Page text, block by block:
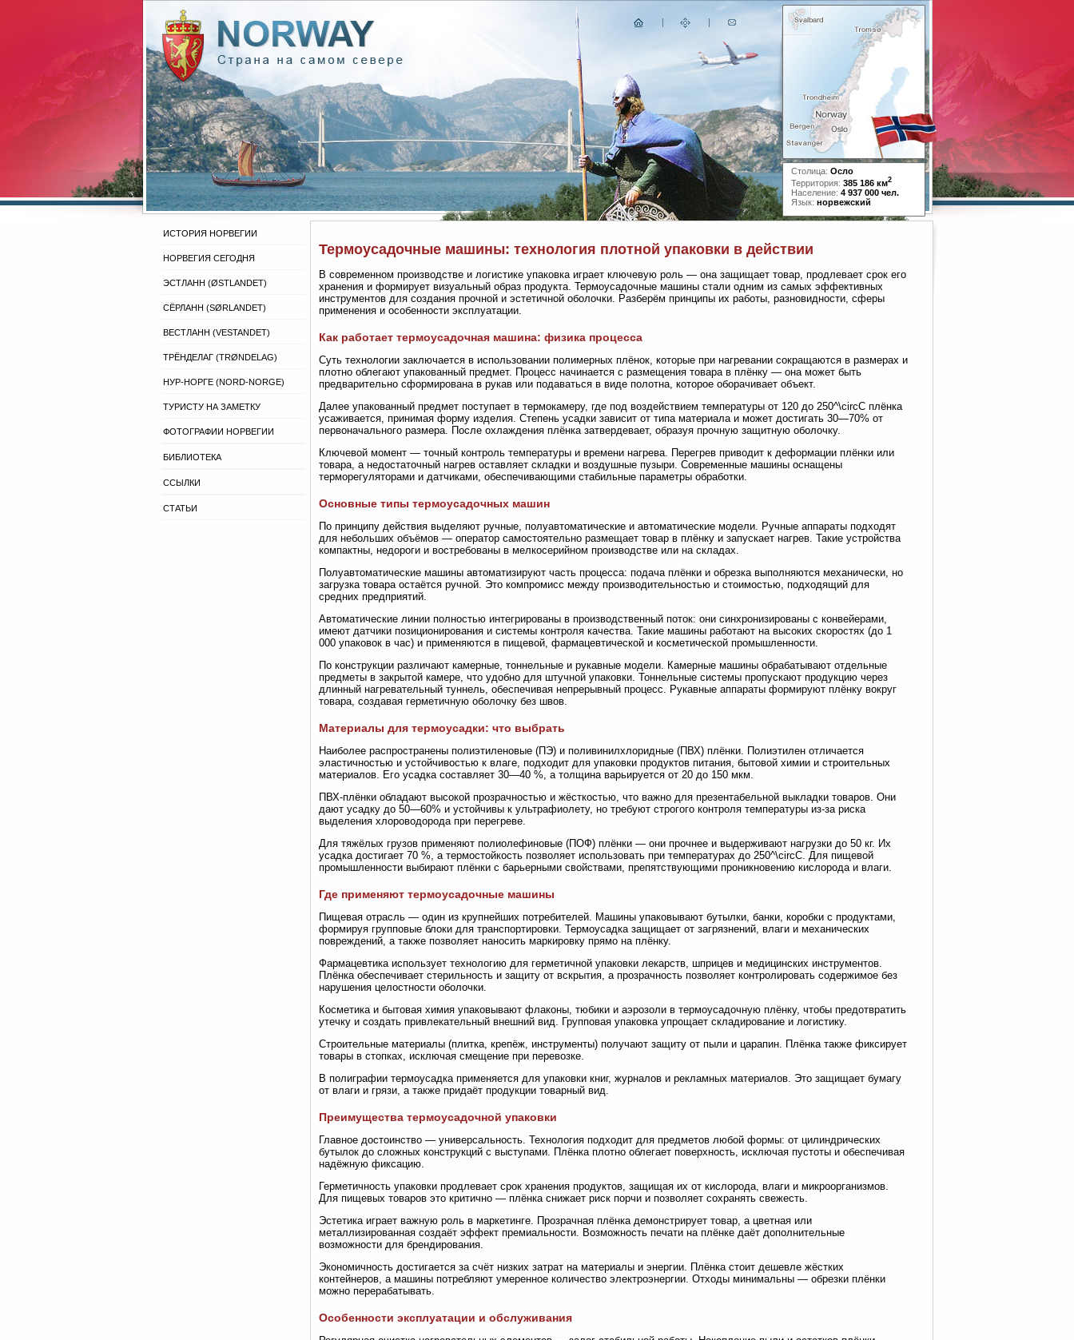
Столица: Осло
Территория: 385 186 км2
Население: 4 937 000 чел.
Язык: норвежский
ИСТОРИЯ НОРВЕГИИ
НОРВЕГИЯ СЕГОДНЯ
ЭСТЛАНН (ØSTLANDET)
СЁРЛАНН (SØRLANDET)
ВЕСТЛАНН (VESTANDET)
ТРЁНДЕЛАГ (TRØNDELAG)
НУР-НОРГЕ (NORD-NORGE)
ТУРИСТУ НА ЗАМЕТКУ
ФОТОГРАФИИ НОРВЕГИИ
БИБЛИОТЕКА
ССЫЛКИ
СТАТЬИ
Термоусадочные машины: технология плотной упаковки в действии
В современном производстве и логистике упаковка играет ключевую роль — она защищает товар, продлевает срок его
хранения и формирует визуальный образ продукта. Термоусадочные машины стали одним из самых эффективных
инструментов для создания прочной и эстетичной оболочки. Разберём принципы их работы, разновидности, сферы
применения и особенности эксплуатации.
Как работает термоусадочная машина: физика процесса
Суть технологии заключается в использовании полимерных плёнок, которые при нагревании сокращаются в размерах и
плотно облегают упакованный предмет. Процесс начинается с размещения товара в плёнку — она может быть
предварительно сформирована в рукав или подаваться в виде полотна, которое оборачивает объект.
Далее упакованный предмет поступает в термокамеру, где под воздействием температуры от 120 до 250^\circC плёнка
усаживается, принимая форму изделия. Степень усадки зависит от типа материала и может достигать 30—70% от
первоначального размера. После охлаждения плёнка затвердевает, образуя прочную защитную оболочку.
Ключевой момент — точный контроль температуры и времени нагрева. Перегрев приводит к деформации плёнки или
товара, а недостаточный нагрев оставляет складки и воздушные пузыри. Современные машины оснащены
терморегуляторами и датчиками, обеспечивающими стабильные параметры обработки.
Основные типы термоусадочных машин
По принципу действия выделяют ручные, полуавтоматические и автоматические модели. Ручные аппараты подходят
для небольших объёмов — оператор самостоятельно размещает товар в плёнку и запускает нагрев. Такие устройства
компактны, недороги и востребованы в мелкосерийном производстве или на складах.
Полуавтоматические машины автоматизируют часть процесса: подача плёнки и обрезка выполняются механически, но
загрузка товара остаётся ручной. Это компромисс между производительностью и стоимостью, подходящий для
средних предприятий.
Автоматические линии полностью интегрированы в производственный поток: они синхронизированы с конвейерами,
имеют датчики позиционирования и системы контроля качества. Такие машины работают на высоких скоростях (до 1
000 упаковок в час) и применяются в пищевой, фармацевтической и косметической промышленности.
По конструкции различают камерные, тоннельные и рукавные модели. Камерные машины обрабатывают отдельные
предметы в закрытой камере, что удобно для штучной упаковки. Тоннельные системы пропускают продукцию через
длинный нагревательный туннель, обеспечивая непрерывный процесс. Рукавные аппараты формируют плёнку вокруг
товара, создавая герметичную оболочку без швов.
Материалы для термоусадки: что выбрать
Наиболее распространены полиэтиленовые (ПЭ) и поливинилхлоридные (ПВХ) плёнки. Полиэтилен отличается
эластичностью и устойчивостью к влаге, подходит для упаковки продуктов питания, бытовой химии и строительных
материалов. Его усадка составляет 30—40 %, а толщина варьируется от 20 до 150 мкм.
ПВХ-плёнки обладают высокой прозрачностью и жёсткостью, что важно для презентабельной выкладки товаров. Они
дают усадку до 50—60% и устойчивы к ультрафиолету, но требуют строгого контроля температуры из-за риска
выделения хлороводорода при перегреве.
Для тяжёлых грузов применяют полиолефиновые (ПОФ) плёнки — они прочнее и выдерживают нагрузки до 50 кг. Их
усадка достигает 70 %, а термостойкость позволяет использовать при температурах до 250^\circC. Для пищевой
промышленности выбирают плёнки с барьерными свойствами, препятствующими проникновению кислорода и влаги.
Где применяют термоусадочные машины
Пищевая отрасль — один из крупнейших потребителей. Машины упаковывают бутылки, банки, коробки с продуктами,
формируя групповые блоки для транспортировки. Термоусадка защищает от загрязнений, влаги и механических
повреждений, а также позволяет наносить маркировку прямо на плёнку.
Фармацевтика использует технологию для герметичной упаковки лекарств, шприцев и медицинских инструментов.
Плёнка обеспечивает стерильность и защиту от вскрытия, а прозрачность позволяет контролировать содержимое без
нарушения целостности оболочки.
Косметика и бытовая химия упаковывают флаконы, тюбики и аэрозоли в термоусадочную плёнку, чтобы предотвратить
утечку и создать привлекательный внешний вид. Групповая упаковка упрощает складирование и логистику.
Строительные материалы (плитка, крепёж, инструменты) получают защиту от пыли и царапин. Плёнка также фиксирует
товары в стопках, исключая смещение при перевозке.
В полиграфии термоусадка применяется для упаковки книг, журналов и рекламных материалов. Это защищает бумагу
от влаги и грязи, а также придаёт продукции товарный вид.
Преимущества термоусадочной упаковки
Главное достоинство — универсальность. Технология подходит для предметов любой формы: от цилиндрических
бутылок до сложных конструкций с выступами. Плёнка плотно облегает поверхность, исключая пустоты и обеспечивая
надёжную фиксацию.
Герметичность упаковки продлевает срок хранения продуктов, защищая их от кислорода, влаги и микроорганизмов.
Для пищевых товаров это критично — плёнка снижает риск порчи и позволяет сохранять свежесть.
Эстетика играет важную роль в маркетинге. Прозрачная плёнка демонстрирует товар, а цветная или
металлизированная создаёт эффект премиальности. Возможность печати на плёнке даёт дополнительные
возможности для брендирования.
Экономичность достигается за счёт низких затрат на материалы и энергии. Плёнка стоит дешевле жёстких
контейнеров, а машины потребляют умеренное количество электроэнергии. Отходы минимальны — обрезки плёнки
можно перерабатывать.
Особенности эксплуатации и обслуживания